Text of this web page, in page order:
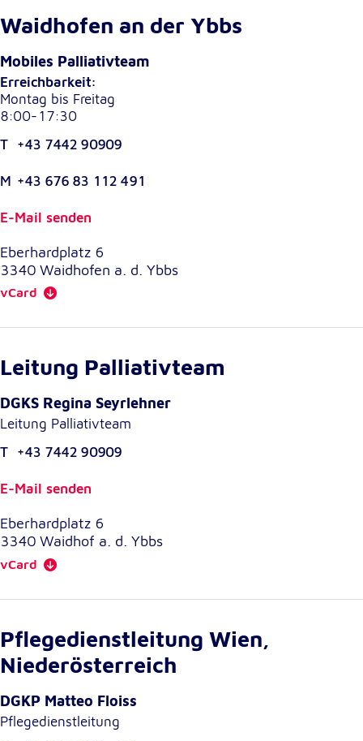
Waidhofen an der Ybbs
Mobiles Palliativteam
Erreichbarkeit:
Montag bis Freitag
8:00-17:30
T +43 7442 90909
M +43 676 83 112 491
E-Mail senden
Eberhardplatz 6
3340 Waidhofen a. d. Ybbs
vCard
Leitung Palliativteam
DGKS Regina Seyrlehner
Leitung Palliativteam
T +43 7442 90909
E-Mail senden
Eberhardplatz 6
3340 Waidhof a. d. Ybbs
vCard
Pflegedienstleitung Wien,
Niederösterreich
DGKP Matteo Floiss
Pflegedienstleitung
Opt-Out
1 Jahr
Einverständnis-Cookie
Name:
Dieser Cookie speichert die ausgewählten
Cookie Laufzeit:
1 Jahr
Statistik Cookies erfassen Informationen anonym.
Diese Informationen helfen uns zu verstehen, wie
unsere Besucher unsere Website nutzen.
_ga, _gid, _gac_gb_
Anbieter:
Google LLC
24 Stunden - 2 Jahre
Google LLC